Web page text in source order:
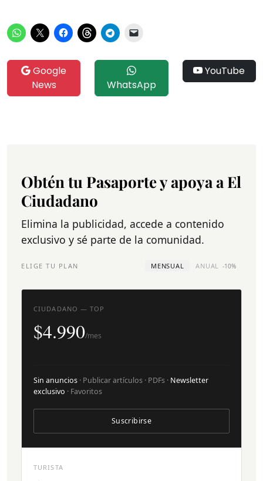
Google
News
WhatsApp
YouTube
Obtén tu Pasaporte y apoya a El
Ciudadano
Elimina la publicidad, accede a contenido
exclusivo y sé parte de la comunidad.
ELIGE TU PLAN MENSUAL ANUAL -10%
TURISTA
CIUDADANO — TOP
$4.990/mes
Sin anuncios · Publicar artículos · PDFs · Newsletter
exclusivo · Favoritos
Suscribirse